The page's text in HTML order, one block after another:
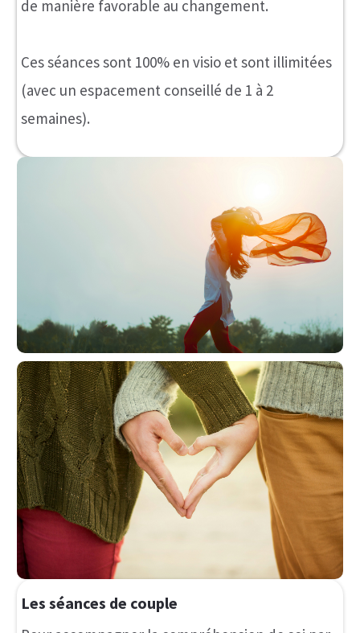
Je me tiens à ta disposition sous 24-48h pour
t’aider si tu en as besoin par message, vocal ou